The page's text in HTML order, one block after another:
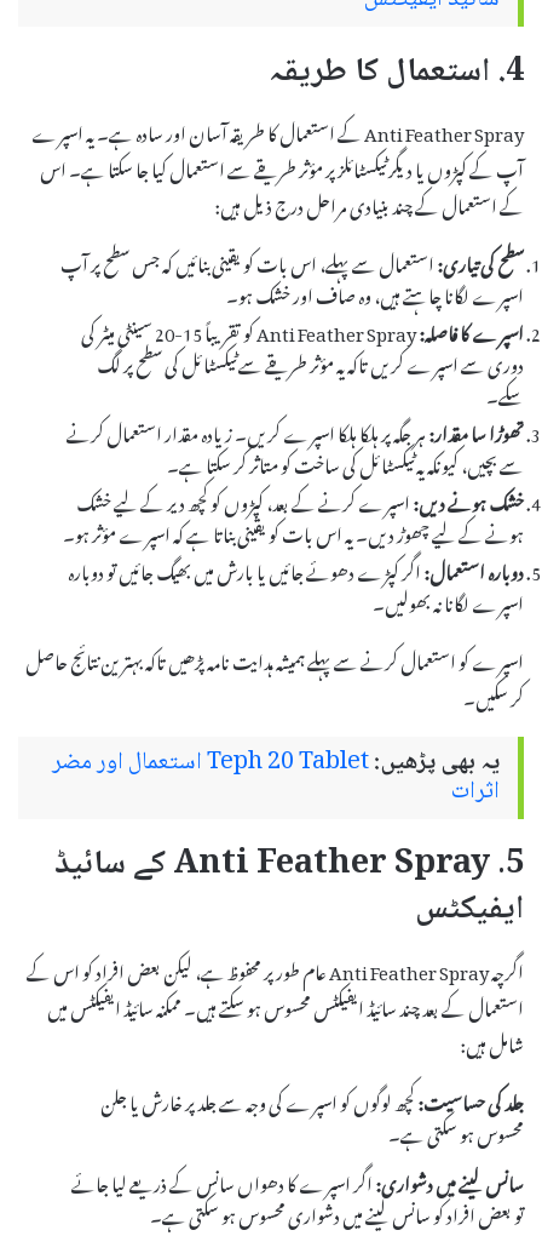
4. استعمال کا طریقہ
Anti Feather Spray کے استعمال کا طریقہ آسان اور سادہ ہے۔ یہ اسپرے
آپ کے کپڑوں یا دیگر ٹیکسٹائلز پر مؤثر طریقے سے استعمال کیا جا سکتا ہے۔ اس
کے استعمال کے چند بنیادی مراحل درج ذیل ہیں:
سطح کی تیاری:استعمال سے پہلے، اس بات کو یقینی بنائیں کہ جس سطح پر آپ
اسپرے لگانا چاہتے ہیں، وہ صاف اور خشک ہو۔
اسپرے کا فاصلہ:
Anti Feather Spray کو تقریباً 15-20 سینٹی میٹر کی
دوری سے اسپرے کریں تاکہ یہ مؤثر طریقے سے ٹیکسٹائل کی سطح پر لگ
سکے۔
تھوڑا سا مقدار:ہر جگہ پر ہلکا ہلکا اسپرے کریں۔ زیادہ مقدار استعمال کرنے
سے بچیں، کیونکہ یہ ٹیکسٹائل کی ساخت کو متاثر کر سکتا ہے۔
خشک ہونے دیں:اسپرے کرنے کے بعد، کپڑوں کو کچھ دیر کے لیے خشک
ہونے کے لیے چھوڑ دیں۔ یہ اس بات کو یقینی بناتا ہے کہ اسپرے مؤثر ہو۔
دوبارہ استعمال:اگر کپڑے دھوئے جائیں یا بارش میں بھیگ جائیں تو دوبارہ
اسپرے لگانا نہ بھولیں۔
اسپرے کو استعمال کرنے سے پہلے ہمیشہ ہدایت نامہ پڑھیں تاکہ بہترین نتائج حاصل
کر سکیں۔
یہ بھی پڑھیں: Teph 20 Tablet استعمال اور مضر
اثرات
5. Anti Feather Spray کے سائیڈ
ایفیکٹس
اگرچہ Anti Feather Spray عام طور پر محفوظ ہے، لیکن بعض افراد کو اس کے
استعمال کے بعد چند سائیڈ ایفیکٹس محسوس ہو سکتے ہیں۔ ممکنہ سائیڈ ایفیکٹس میں
شامل ہیں:
جلد کی حساسیت:کچھ لوگوں کو اسپرے کی وجہ سے جلد پر خارش یا جلن
محسوس ہو سکتی ہے۔
سانس لینے میں دشواری:اگر اسپرے کا دھواں سانس کے ذریعے لیا جائے
تو بعض افراد کو سانس لینے میں دشواری محسوس ہو سکتی ہے۔